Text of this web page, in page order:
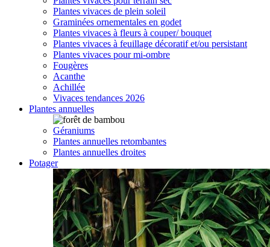
Plantes vivaces de plein soleil
Graminées ornementales en godet
Plantes vivaces à fleurs à couper/ bouquet
Plantes vivaces à feuillage décoratif et/ou persistant
Plantes vivaces pour mi-ombre
Fougères
Acanthe
Achillée
Vivaces tendances 2026
Plantes annuelles
Géraniums
Plantes annuelles retombantes
Plantes annuelles droites
Potager